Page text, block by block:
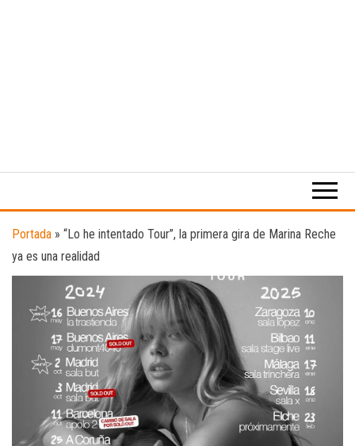
digital
el
deporte y
música.
Portada » “Lo he intentado Tour”, la primera gira de Marina Reche
ya es una realidad